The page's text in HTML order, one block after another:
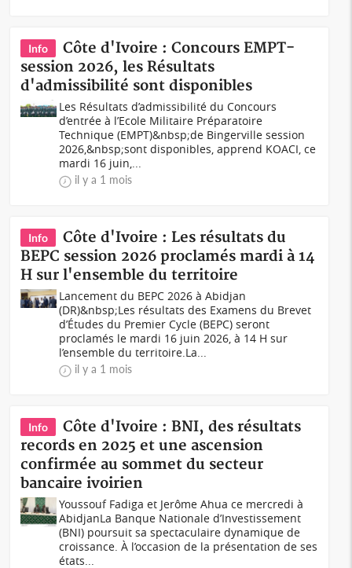
Info
Côte d'Ivoire : Concours EMPT-
session 2026, les Résultats
d'admissibilité sont disponibles
Les Résultats d’admissibilité du Concours
d’entrée à l’Ecole Militaire Préparatoire
Technique (EMPT)&nbsp;de Bingerville session
2026,&nbsp;sont disponibles, apprend KOACI, ce
mardi 16 juin,...
il y a 1 mois
Info
Côte d'Ivoire : Les résultats du
BEPC session 2026 proclamés mardi à 14
H sur l'ensemble du territoire
Lancement du BEPC 2026 à Abidjan
(DR)&nbsp;Les résultats des Examens du Brevet
d’Études du Premier Cycle (BEPC) seront
proclamés le mardi 16 juin 2026, à 14 H sur
l’ensemble du territoire.La...
il y a 1 mois
Info
Côte d'Ivoire : BNI, des résultats
records en 2025 et une ascension
confirmée au sommet du secteur
bancaire ivoirien
Youssouf Fadiga et Jerôme Ahua ce mercredi à
AbidjanLa Banque Nationale d’Investissement
(BNI) poursuit sa spectaculaire dynamique de
croissance. À l’occasion de la présentation de ses
états...